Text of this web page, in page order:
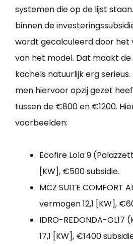
systemen die op de lijst
binnen de
wordt gecalculeerd door het
van het model. Dat maakt
kachels natuurlijk erg
men hiervoor opzij gezet
tussen de €800 en €1200.
voorbeelden:
Ecofire Lola 9
[KW], €500 subsidie.
MCZ SUITE COMFORT
vermogen 12,1 [KW],
IDRO-REDONDA-
17,1 [KW], €1400